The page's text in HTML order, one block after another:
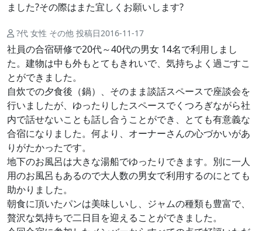
ました?その際はまた宜しくお願いします?
?代 女性 その他 投稿日2016-11-17
社員の合宿研修で20代～40代の男女 14名で利用しまし
た。建物は中も外もとてもきれいで、気持ちよく過ごすこ
とができました。
自炊での夕食後（鍋）、そのまま談話スペースで座談会を
行いましたが、ゆったりしたスペースでくつろぎながら社
内で話せないことも話し合うことができ、とても有意義な
合宿になりました。何より、オーナーさんの心づかいがあ
りがたかったです。
地下のお風呂は大きな湯船でゆったりできます。別に一人
用のお風呂もあるので大人数の男女で利用するのにとても
助かりました。
朝食に頂いたパンは美味しいし、ジャムの種類も豊富で、
贅沢な気持ちで二日目を迎えることができました。